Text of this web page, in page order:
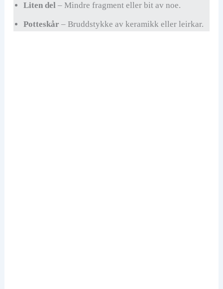
Liten del– Mindre fragment eller bit av noe.
Potteskår – Bruddstykke av keramikk eller leirkar.